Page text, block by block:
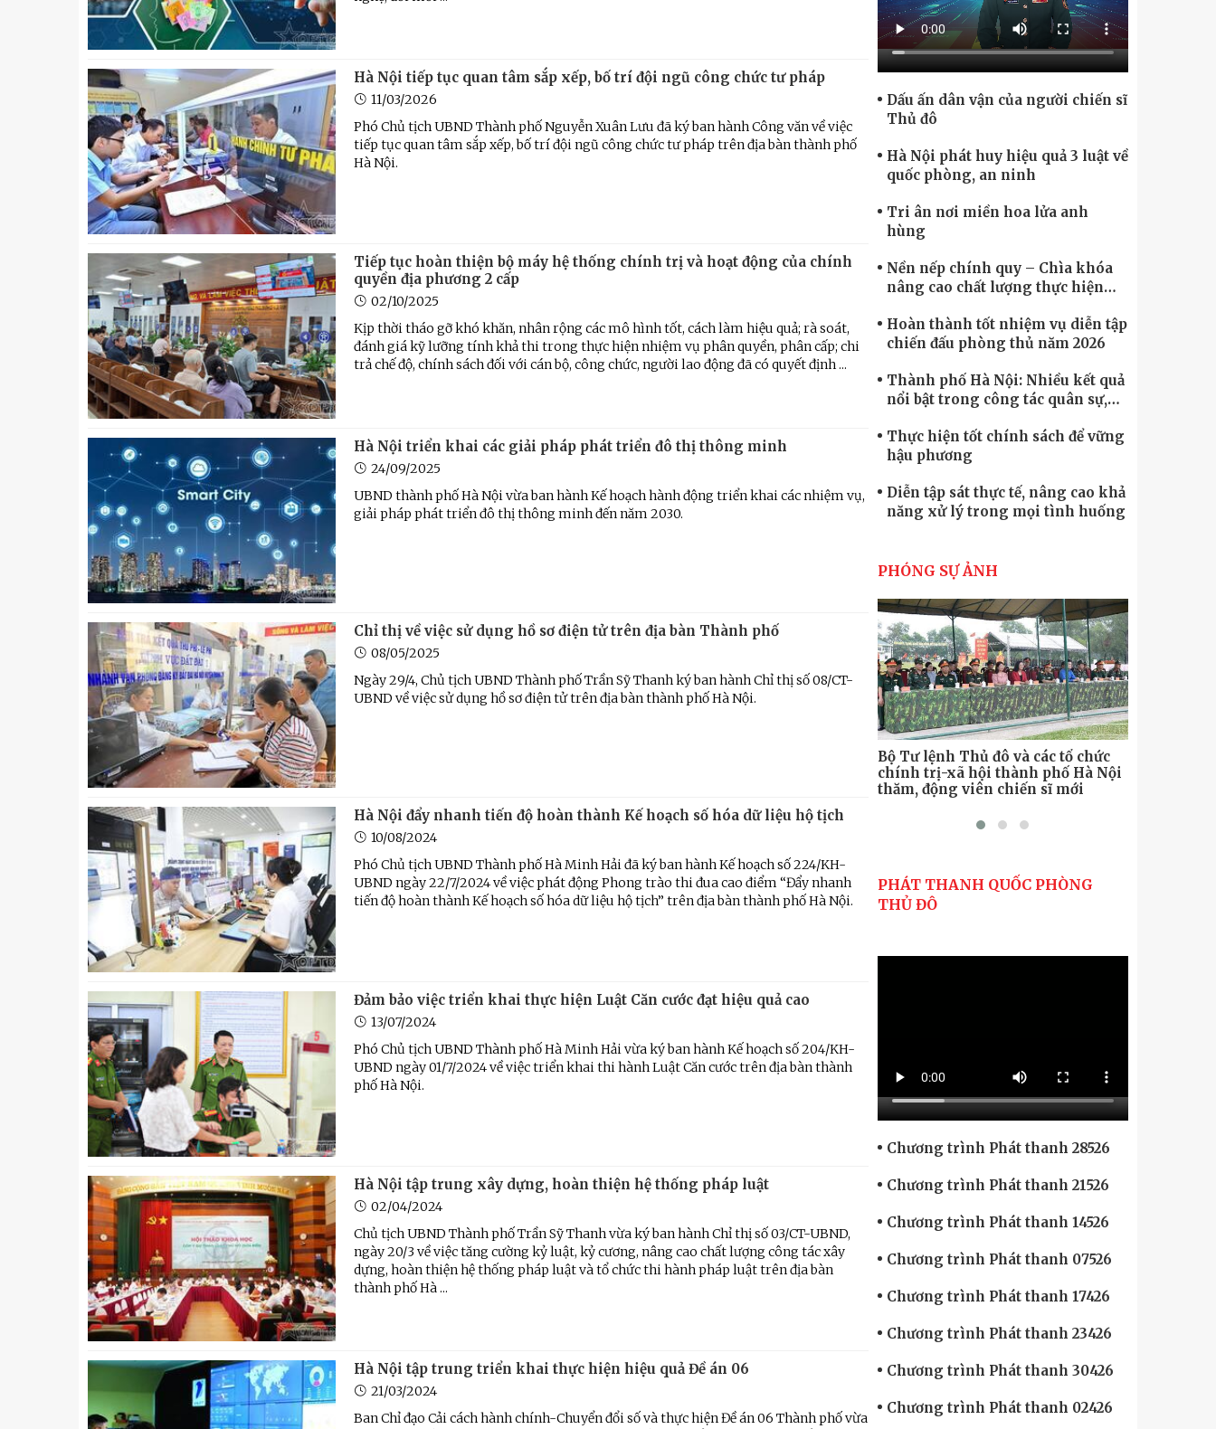
Kỹ thuật
Hậu phương quân đội
Giáo dục Quốc phòng và An ninh
Cải cách hành chính, Chính phủ điện tử, Chuyển đổi số
Hà Nội tiếp tục quan tâm sắp xếp, bố trí đội ngũ công chức tư pháp
11/03/2026
Phó Chủ tịch UBND Thành phố Nguyễn Xuân Lưu đã ký ban hành Công văn về việc
tiếp tục quan tâm sắp xếp, bố trí đội ngũ công chức tư pháp trên địa bàn thành phố
Hà Nội.
Tiếp tục hoàn thiện bộ máy hệ thống chính trị và hoạt động của chính
quyền địa phương 2 cấp
02/10/2025
Kịp thời tháo gỡ khó khăn, nhân rộng các mô hình tốt, cách làm hiệu quả; rà soát,
đánh giá kỹ lưỡng tính khả thi trong thực hiện nhiệm vụ phân quyền, phân cấp; chi
trả chế độ, chính sách đối với cán bộ, công chức, người lao động đã có quyết định ...
Hà Nội triển khai các giải pháp phát triển đô thị thông minh
24/09/2025
UBND thành phố Hà Nội vừa ban hành Kế hoạch hành động triển khai các nhiệm vụ,
giải pháp phát triển đô thị thông minh đến năm 2030.
Chỉ thị về việc sử dụng hồ sơ điện tử trên địa bàn Thành phố
08/05/2025
Ngày 29/4, Chủ tịch UBND Thành phố Trần Sỹ Thanh ký ban hành Chỉ thị số 08/CT-
UBND về việc sử dụng hồ sơ điện tử trên địa bàn thành phố Hà Nội.
Hà Nội đẩy nhanh tiến độ hoàn thành Kế hoạch số hóa dữ liệu hộ tịch
10/08/2024
Phó Chủ tịch UBND Thành phố Hà Minh Hải đã ký ban hành Kế hoạch số 224/KH-
UBND ngày 22/7/2024 về việc phát động Phong trào thi đua cao điểm “Đẩy nhanh
tiến độ hoàn thành Kế hoạch số hóa dữ liệu hộ tịch” trên địa bàn thành phố Hà Nội.
Đảm bảo việc triển khai thực hiện Luật Căn cước đạt hiệu quả cao
13/07/2024
Phó Chủ tịch UBND Thành phố Hà Minh Hải vừa ký ban hành Kế hoạch số 204/KH-
UBND ngày 01/7/2024 về việc triển khai thi hành Luật Căn cước trên địa bàn thành
phố Hà Nội.
Hà Nội tập trung xây dựng, hoàn thiện hệ thống pháp luật
02/04/2024
Chủ tịch UBND Thành phố Trần Sỹ Thanh vừa ký ban hành Chỉ thị số 03/CT-UBND,
ngày 20/3 về việc tăng cường kỷ luật, kỷ cương, nâng cao chất lượng công tác xây
dựng, hoàn thiện hệ thống pháp luật và tổ chức thi hành pháp luật trên địa bàn
thành phố Hà ...
Hà Nội tập trung triển khai thực hiện hiệu quả Đề án 06
21/03/2024
Ban Chỉ đạo Cải cách hành chính-Chuyển đổi số và thực hiện Đề án 06 Thành phố vừa
Dấu ấn dân vận của người chiến sĩ
Thủ đô
Hà Nội phát huy hiệu quả 3 luật về
quốc phòng, an ninh
Tri ân nơi miền hoa lửa anh
hùng
Nền nếp chính quy – Chìa khóa
nâng cao chất lượng thực hiện
Hoàn thành tốt nhiệm vụ diễn tập
chiến đấu phòng thủ năm 2026
Thành phố Hà Nội: Nhiều kết quả
nổi bật trong công tác quân sự,
Thực hiện tốt chính sách để vững
hậu phương
Diễn tập sát thực tế, nâng cao khả
năng xử lý trong mọi tình huống
vệ “vững mạnh, rộng khắp” ngay
Trung đoàn Pháo binh 452: Huấn
luyện giỏi nâng cao sức mạnh
chiến đấu
Tiểu đoàn Thiết giáp hoàn thành
tốt diễn tập chiến thuật có bắn đạn
thật
Nơi sinh viên rèn ý trí, luyện kỹ
năng
PHÓNG SỰ ẢNH
Bộ Tư lệnh Thủ đô và các tổ chức
chính trị-xã hội thành phố Hà Nội
thăm, động viên chiến sĩ mới
PHÁT THANH QUỐC PHÒNG
THỦ ĐÔ
Chương trình Phát thanh 28526
Chương trình Phát thanh 21526
Chương trình Phát thanh 14526
Chương trình Phát thanh 07526
Chương trình Phát thanh 17426
Chương trình Phát thanh 23426
Chương trình Phát thanh 30426
Chương trình Phát thanh 02426